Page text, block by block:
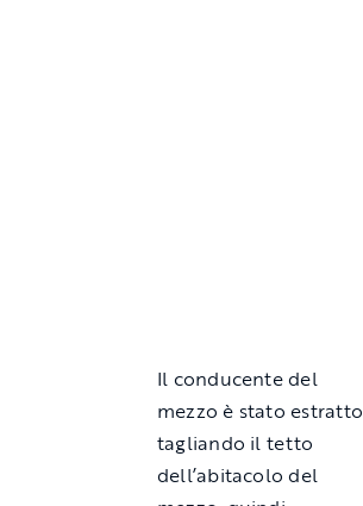
Il conducente del
mezzo è stato estratto
tagliando il tetto
dell’abitacolo del